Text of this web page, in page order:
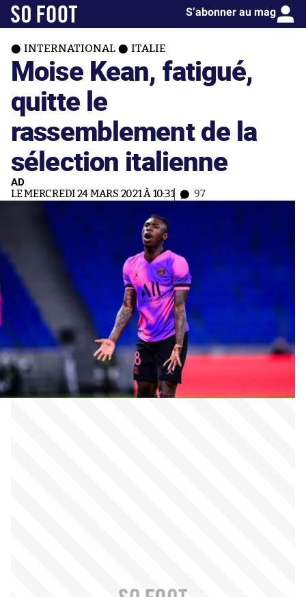
S’abonner au mag
INTERNATIONAL ITALIE
Moise Kean, fatigué,
quitte le
rassemblement de la
sélection italienne
AD
LE MERCREDI 24 MARS 2021 À 10:31 97